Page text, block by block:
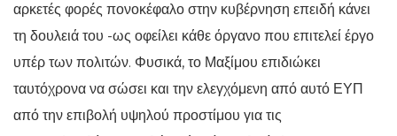
αρκετές φορές πονοκέφαλο στην κυβέρνηση επειδή κάνει
τη δουλειά του -ως οφείλει κάθε όργανο που επιτελεί έργο
υπέρ των πολιτών. Φυσικά, το Μαξίμου επιδιώκει
ταυτόχρονα να σώσει και την ελεγχόμενη από αυτό ΕΥΠ
από την επιβολή υψηλού προστίμου για τις